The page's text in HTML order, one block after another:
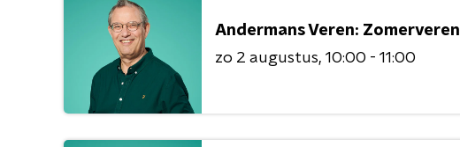
Andermans Veren: Zomerveren
zo 2 augustus 10:00 - 11:00